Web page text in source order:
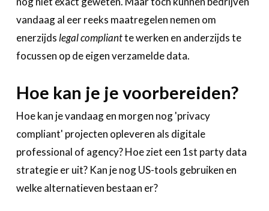
vandaag al eer reeks maatregelen nemen om
enerzijds legal compliantte werken en anderzijds te
focussen op de eigen verzamelde data.
Hoe kan je je voorbereiden?
Hoe kan je vandaag en morgen nog 'privacy
compliant' projecten opleveren als digitale
professional of agency? Hoe ziet een 1st party data
strategie er uit? Kan je nog US-tools gebruiken en
welke alternatieven bestaan er?